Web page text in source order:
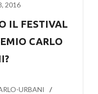
2016
IL FESTIVAL
CARLO
URBANI